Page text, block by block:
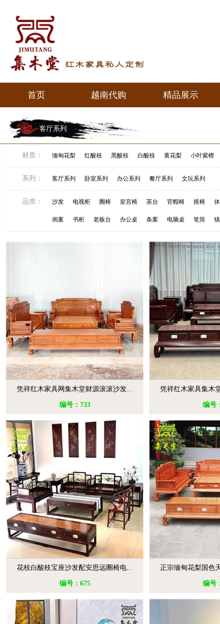
首页
首页
越南代购
越南代购
精品展示
客厅系列
材质： 缅甸花梨 红酸枝 黑酸枝 白酸枝 黄花梨 小叶紫檀
系列： 客厅系列 卧室系列 办公系列 餐厅系列 文玩系列
品类： 沙发 电视柜 圈椅 皇宫椅 茶台 官帽椅 摇椅
画案 书柜 老板台 办公桌 条案 电脑桌 笔筒
凭祥红木家具网集木堂财源滚滚沙发...
编号：733
凭祥红木家具集木
编号
花枝白酸枝宝座沙发配安思远圈椅电...
编号：675
正宗缅甸花梨国色
编号